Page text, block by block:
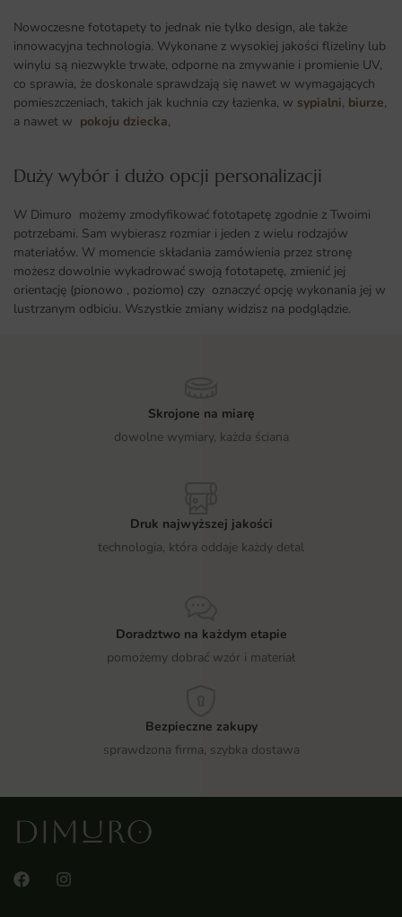
Nowoczesne fototapety to jednak nie tylko design, ale także
innowacyjna technologia. Wykonane z wysokiej jakości flizeliny lub
winylu są niezwykle trwałe, odporne na zmywanie i promienie UV,
co sprawia, że doskonale sprawdzają się nawet w wymagających
pomieszczeniach, takich jak kuchnia czy łazienka, w sypialni, biurze,
a nawet w pokoju dziecka,
Duży wybór i dużo opcji personalizacji ​
W Dimuro możemy zmodyfikować fototapetę zgodnie z Twoimi
potrzebami. Sam wybierasz rozmiar i jeden z wielu rodzajów
materiałów. W momencie składania zamówienia przez stronę
możesz dowolnie wykadrować swoją fototapetę, zmienić jej
orientację (pionowo , poziomo) czy oznaczyć opcję wykonania jej w
lustrzanym odbiciu. Wszystkie zmiany widzisz na podglądzie.
Skrojone na miarę
dowolne wymiary, każda ściana
Druk najwyższej jakości
technologia, która oddaje każdy detal
Doradztwo na każdym etapie
pomożemy dobrać wzór i materiał
Bezpieczne zakupy
sprawdzona firma, szybka dostawa